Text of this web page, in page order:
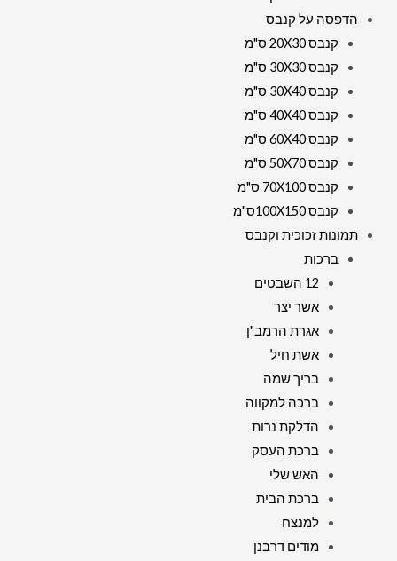
הדפסה על קנבס
קנבס 20X30 ס"מ
קנבס 30X30 ס"מ
קנבס 30X40 ס"מ
קנבס 40X40 ס"מ
קנבס 60X40 ס"מ
קנבס 50X70 ס"מ
קנבס 70X100 ס"מ
קנבס 100X150ס"מ
תמונות זכוכית וקנבס
ברכות
12 השבטים
אשר יצר
אגרת הרמב"ן
אשת חיל
בריך שמה
ברכה למקווה
הדלקת נרות
ברכת העסק
האש שלי
ברכת הבית
למנצח
מודים דרבנן